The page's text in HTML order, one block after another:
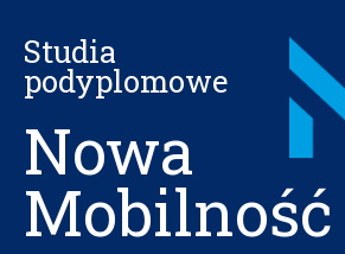
Studia
podyplomowe
Nowa
Mobilność